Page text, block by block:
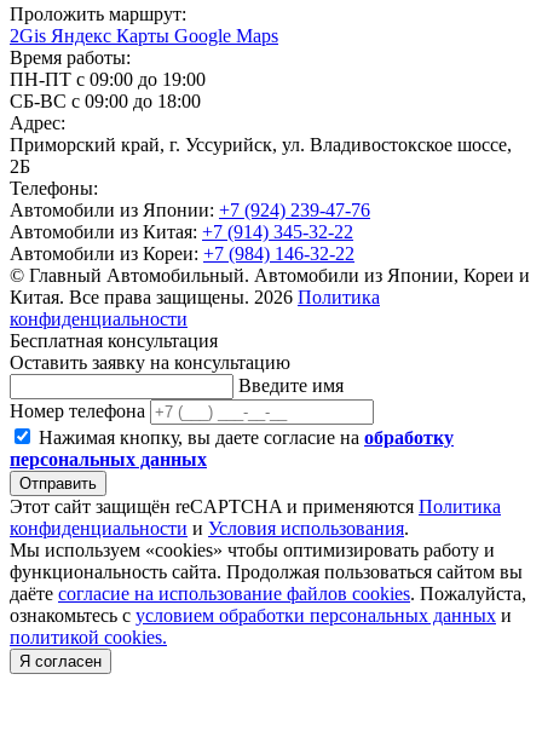
Проложить маршрут:
2Gis Яндекс Карты Google Maps
Время работы:
ПН-ПТ с 09:00 до 19:00
СБ-ВС с 09:00 до 18:00
Адрес:
Приморский край, г. Уссурийск, ул. Владивостокское шоссе,
2Б
Телефоны:
Автомобили из Японии: +7 (924) 239-47-76
Автомобили из Китая: +7 (914) 345-32-22
Автомобили из Кореи: +7 (984) 146-32-22
© Главный Автомобильный. Автомобили из Японии, Кореи и
Китая. Все права защищены. 2026 Политика
конфиденциальности
Бесплатная консультация
Оставить заявку на консультацию
Введите имя
Номер телефона
Нажимая кнопку, вы даете согласие на обработку
персональных данных
Отправить
Этот сайт защищён reCAPTCHA и применяются Политика
конфиденциальности и Условия использования.
Мы используем «cookies» чтобы оптимизировать работу и
функциональность сайта. Продолжая пользоваться сайтом вы
даёте согласие на использование файлов cookies. Пожалуйста,
ознакомьтесь с условием обработки персональных данных и
политикой cookies.
Я согласен